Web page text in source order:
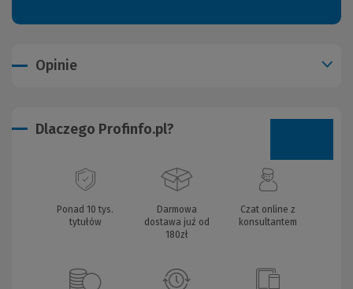
Opinie
Dlaczego Profinfo.pl?
Ponad 10 tys.
tytułów
Darmowa
dostawa już od
180zł
Czat online z
konsultantem